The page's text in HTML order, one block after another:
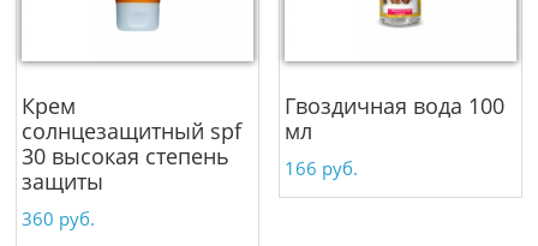
Крем
солнцезащитный spf
30 высокая степень
защиты
360 руб.
Гвоздичная вода 100
мл
166 руб.